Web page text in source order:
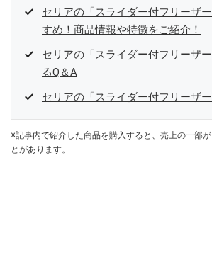
セリアの「スライダー付フリーザ
すめ！商品情報や特徴をご紹介！
セリアの「スライダー付フリーザ
るQ＆A
セリアの「スライダー付フリーザ
※記事内で紹介した商品を購入すると、売上の一部
とがあります。